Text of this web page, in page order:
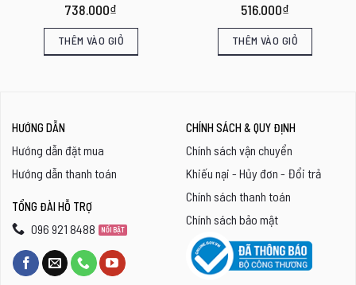
738.000₫
THÊM VÀO GIỎ
516.000₫
THÊM VÀO GIỎ
HƯỚNG DẪN
Hướng dẫn đặt mua
Hướng dẫn thanh toán
TỔNG ĐÀI HỖ TRỢ
096 921 8488
CHÍNH SÁCH & QUY ĐỊNH
Chính sách vận chuyển
Khiếu nại - Hủy đơn - Đổi trả
Chính sách thanh toán
Chính sách bảo mật